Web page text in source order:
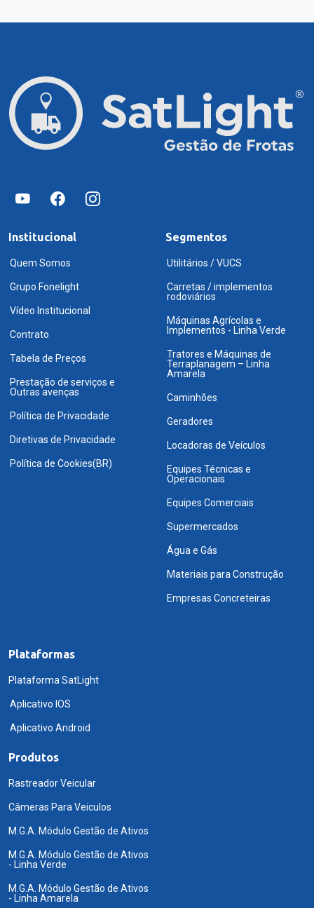
Institucional
Quem Somos
Grupo Fonelight
Vídeo Institucional
Contrato
Tabela de Preços
Prestação de serviços e
Outras avenças
Política de Privacidade
Diretivas de Privacidade
Política de Cookies(BR)
Segmentos
Utilitários / VUCS
Carretas / implementos
rodoviários
Máquinas Agrícolas e
Implementos - Linha Verde
Tratores e Máquinas de
Terraplanagem – Linha
Amarela
Caminhões
Geradores
Locadoras de Veículos
Equipes Técnicas e
Operacionais
Equipes Comerciais
Supermercados
Água e Gás
Materiais para Construção
Empresas Concreteiras
Plataformas
Plataforma SatLight
Aplicativo IOS
Aplicativo Android
Produtos
Rastreador Veicular
Câmeras Para Veiculos
M.G.A. Módulo Gestão de Ativos
M.G.A. Módulo Gestão de Ativos
- Linha Verde
M.G.A. Módulo Gestão de Ativos
- Linha Amarela